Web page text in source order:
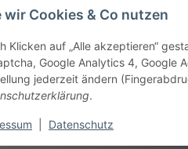
wir Cookies & Co nutzen
Klicken auf „Alle akzeptieren“
Google Analytics 4, Google
jederzeit ändern
.
Datenschutz
gesetzlicher USt., zzgl.